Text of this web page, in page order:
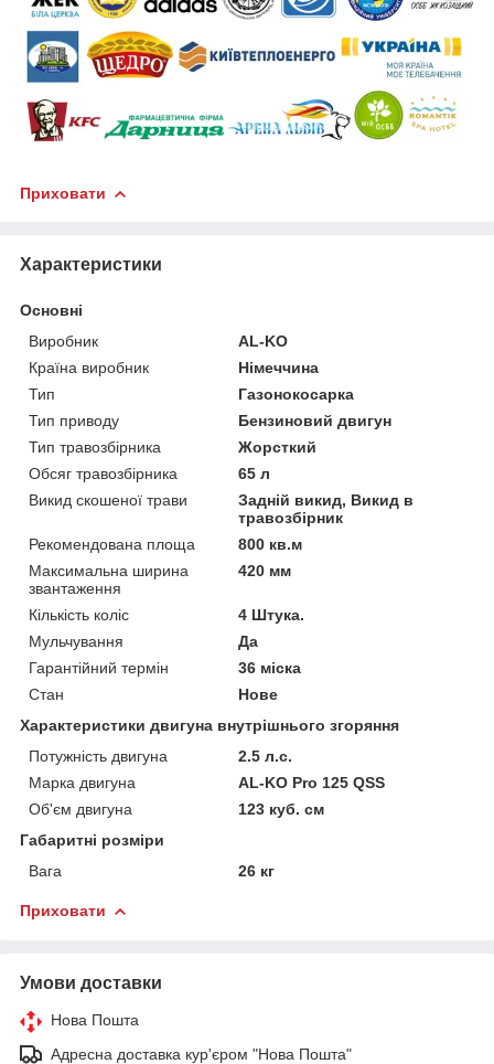
Приховати
Характеристики
Основні
Виробник
AL-KO
Країна виробник
Німеччина
Тип
Газонокосарка
Тип приводу
Бензиновий двигун
Тип травозбірника
Жорсткий
Обсяг травозбірника
65 л
Викид скошеної трави
Задній викид, Викид в
травозбірник
Рекомендована площа
800 кв.м
Максимальна ширина
звантаження
420 мм
Кількість коліс
4 Штука.
Мульчування
Да
Гарантійний термін
36 міска
Стан
Нове
Характеристики двигуна внутрішнього згоряння
Потужність двигуна
2.5 л.с.
Марка двигуна
AL-KO Pro 125 QSS
Об'єм двигуна
123 куб. см
Габаритні розміри
Вага
26 кг
Приховати
Умови доставки
Нова Пошта
Адресна доставка кур'єром "Нова Пошта"